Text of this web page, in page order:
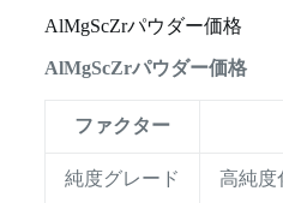
AlMgScZrパウダー価格
AlMgScZrパウダー価格
ファクター
純度グレード 高純度